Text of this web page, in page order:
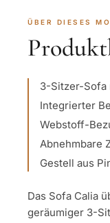
ÜBER DIESES
3-Sitzer-Sofa
Integrierter
Webstoff-
Abnehmbare
Gestell aus
Das Sofa Calia
geräumiger 3-